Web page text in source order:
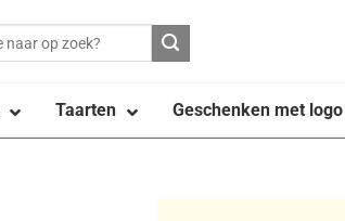
Taarten Geschenken met logo